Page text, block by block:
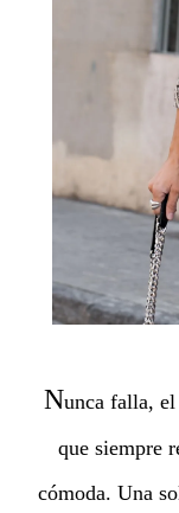
Nunca falla, el
que siempre
cómoda. Una